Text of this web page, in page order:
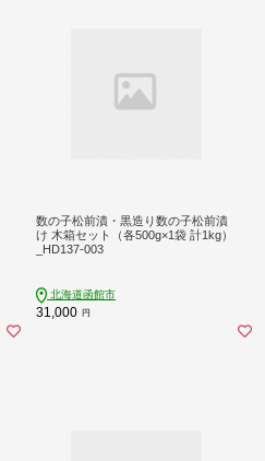
数の子松前漬・黒造り数の子松前漬
け 木箱セット（各500g×1袋 計1kg）
_HD137-003
北海道函館市
31,000 円